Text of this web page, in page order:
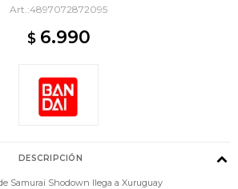
4897072872095
$ 6.990
DESCRIPCIÓN
Samurai Shodown llega a Xuruguay